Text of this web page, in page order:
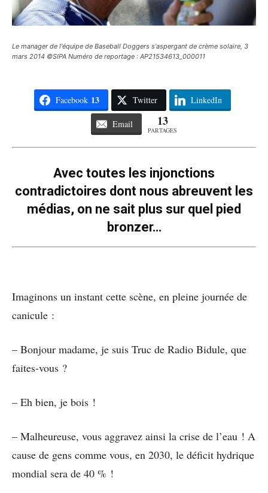
Le manager de l'équipe de Baseball Doggers s'aspergant de crème solaire, 3
mars 2014 ©SIPA Numéro de reportage : AP21534613_000011
Facebook 13 Twitter LinkedIn
Email 13
PARTAGES
Avec toutes les injonctions
contradictoires dont nous abreuvent les
médias, on ne sait plus sur quel pied
bronzer…
Imaginons un instant cette scène, en pleine journée de
canicule :
– Bonjour madame, je suis Truc de Radio Bidule, que
faites-vous ?
– Eh bien, je bois !
– Malheureuse, vous aggravez ainsi la crise de l’eau ! A
cause de gens comme vous, en 2030, le déficit hydrique
mondial sera de 40 % !